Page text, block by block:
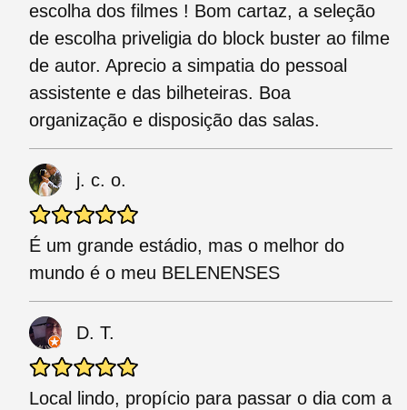
escolha dos filmes ! Bom cartaz, a seleção
de escolha priveligia do block buster ao filme
de autor. Aprecio a simpatia do pessoal
assistente e das bilheteiras. Boa
organização e disposição das salas.
j. c. o.
É um grande estádio, mas o melhor do
mundo é o meu BELENENSES
D. T.
Local lindo, propício para passar o dia com a